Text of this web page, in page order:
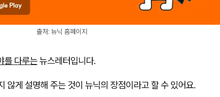
출처: 뉴닉 홈페이지
를 다루는뉴스레터입니다.
않게 설명해 주는 것이 뉴닉의 장점이라고 할 수 있어요.